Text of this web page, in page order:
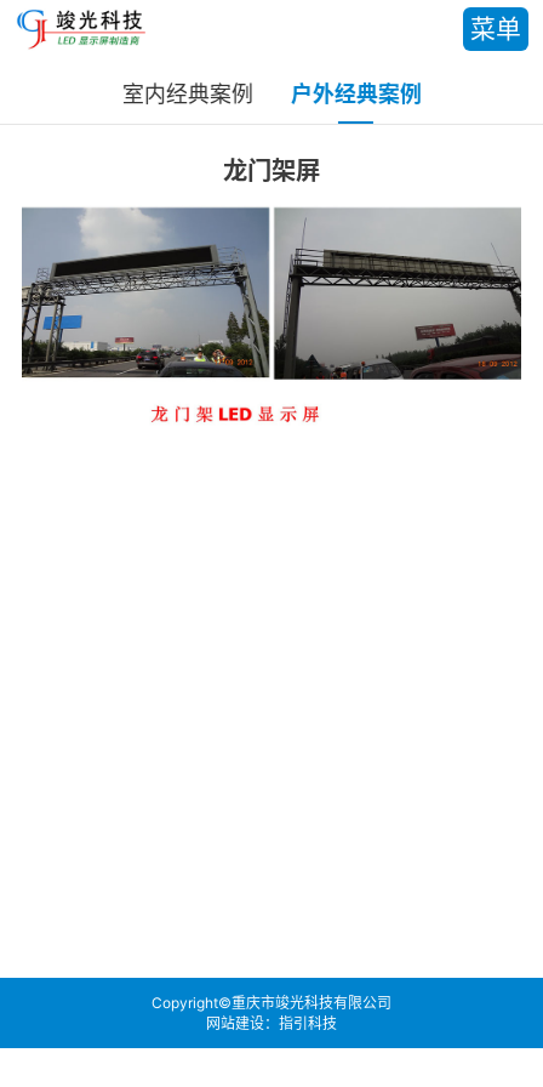
菜单
室内经典案例 户外经典案例
龙门架屏
Copyright©重庆市竣光科技有限公司
网站建设：指引科技